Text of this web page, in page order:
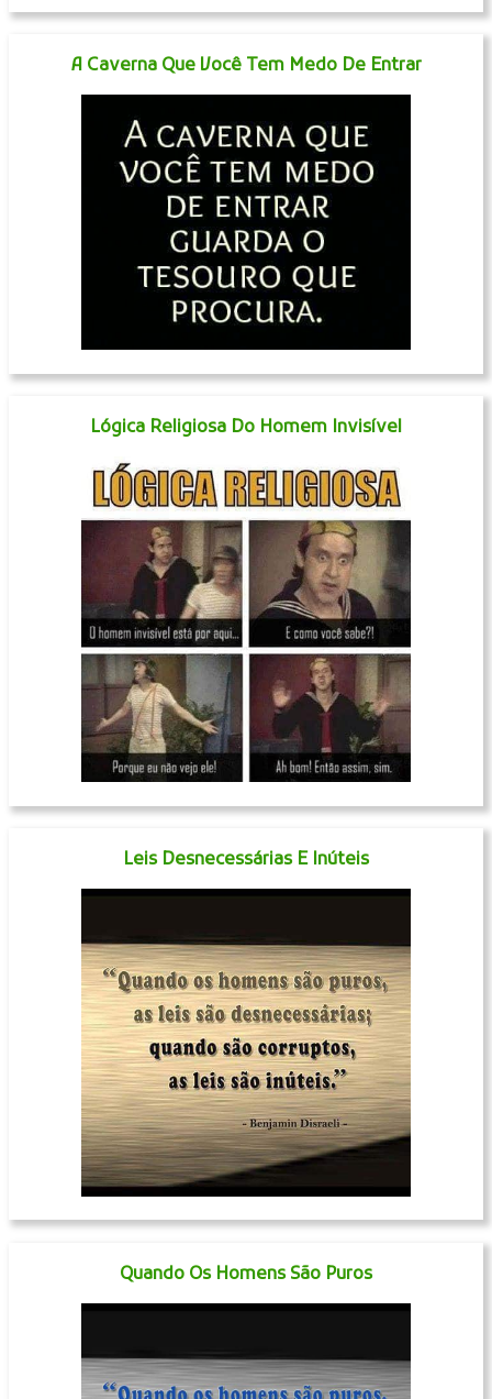
A Caverna Que Você Tem Medo De Entrar
Lógica Religiosa Do Homem Invisível
Leis Desnecessárias E Inúteis
Quando Os Homens São Puros